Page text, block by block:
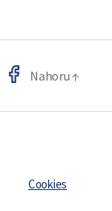
Nahoru↑
Cookies